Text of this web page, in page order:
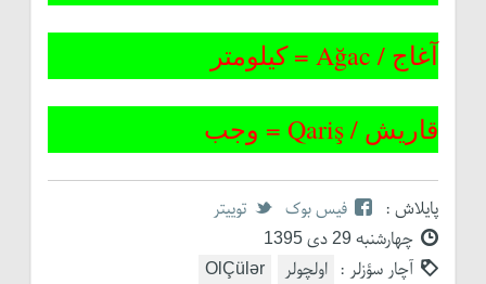
آغاج / Ağac = کیلومتر
قاریش / Qariş = وجب
پایلاش : فیس بوک
توییتر
چهارشنبه 29 دی 1395
آچار سؤزلر : اولچولر
OlÇülər